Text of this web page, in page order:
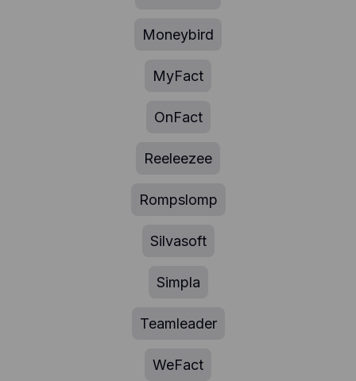
Moneybird
MyFact
OnFact
Reeleezee
Rompslomp
Silvasoft
Simpla
Teamleader
WeFact